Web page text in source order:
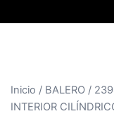
Inicio / BALERO /
INTERIOR